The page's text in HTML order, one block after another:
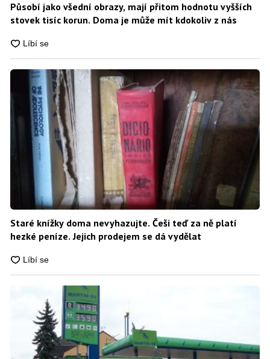
Působí jako všední obrazy, mají přitom hodnotu vyšších
stovek tisíc korun. Doma je může mít kdokoliv z nás
Staré knížky doma nevyhazujte. Češi teď za ně platí
hezké peníze. Jejich prodejem se dá vydělat